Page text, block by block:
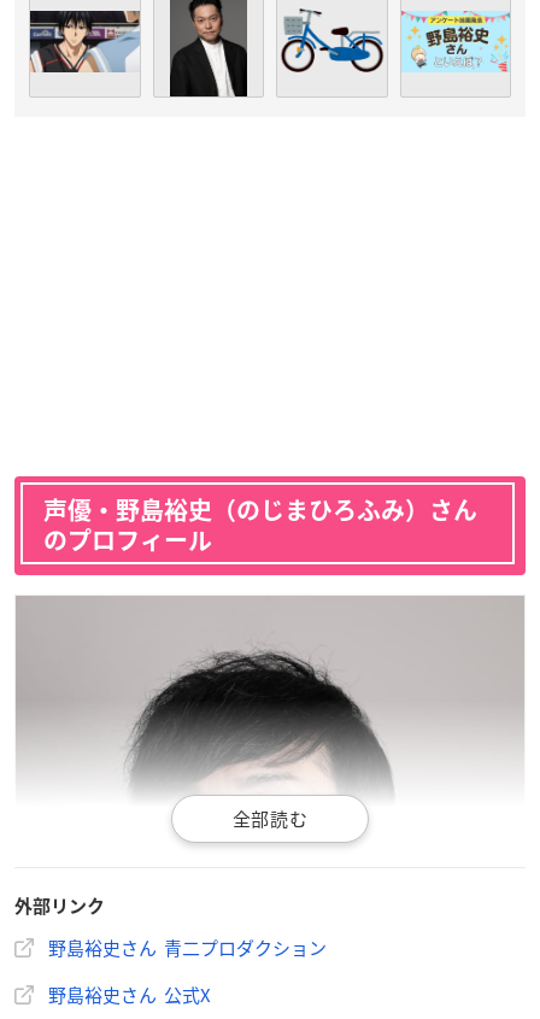
声優・野島裕史（のじまひろふみ）さん
のプロフィール
外部リンク
野島裕史さん 青二プロダクション
野島裕史さん 公式X